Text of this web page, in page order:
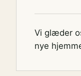
Vi glæder
nye